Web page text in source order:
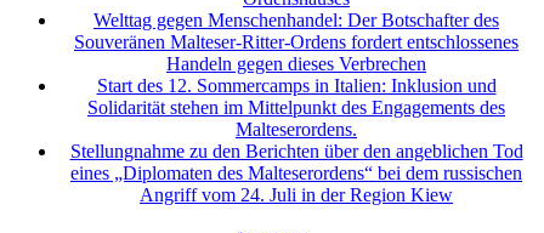
Welttag gegen Menschenhandel: Der Botschafter des
Souveränen Malteser-Ritter-Ordens fordert entschlossenes
Handeln gegen dieses Verbrechen
Start des 12. Sommercamps in Italien: Inklusion und
Solidarität stehen im Mittelpunkt des Engagements des
Malteserordens.
Stellungnahme zu den Berichten über den angeblichen Tod
eines „Diplomaten des Malteserordens“ bei dem russischen
Angriff vom 24. Juli in der Region Kiew